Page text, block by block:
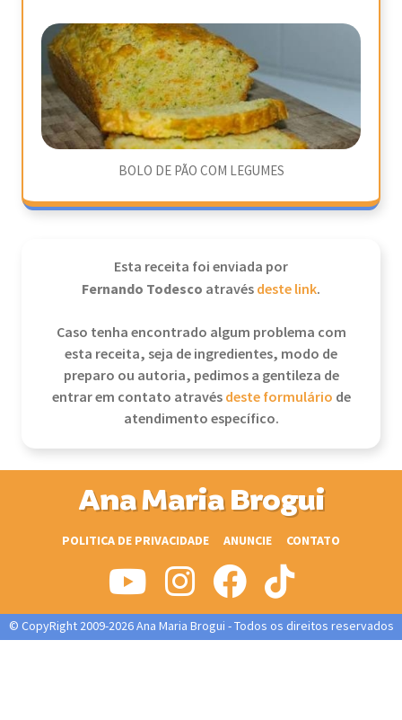
BOLO DE PÃO COM LEGUMES
Esta receita foi enviada por
Fernando Todesco atravésdeste link.
Caso tenha encontrado algum problema com
esta receita, seja de ingredientes, modo de
preparo ou autoria, pedimos a gentileza de
entrar em contato atravésdeste formulário de
atendimento específico.
Ana Maria Brogui
POLITICA DE PRIVACIDADE ANUNCIE CONTATO
© CopyRight 2009-2026 Ana Maria Brogui - Todos os direitos reservados